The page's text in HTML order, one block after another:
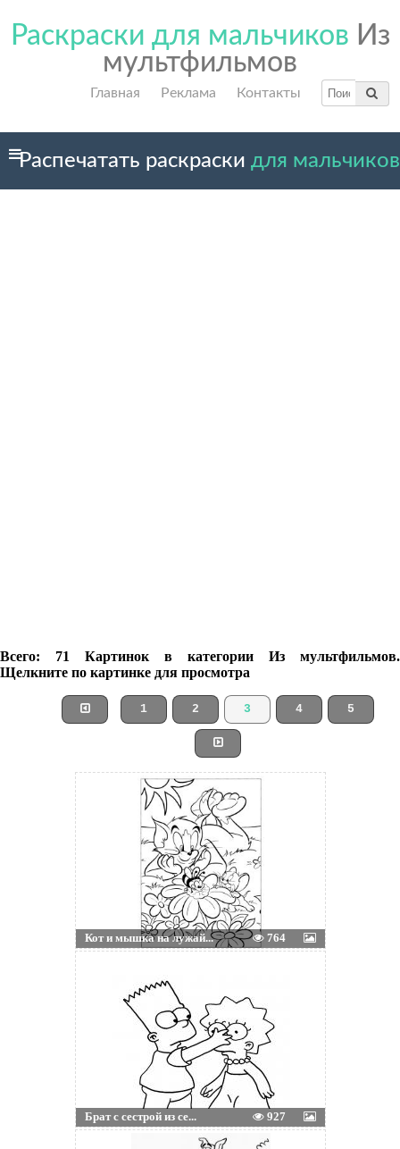
Раскраски для мальчиков Из
мультфильмов
Главная Реклама Контакты
Распечатать раскраски для мальчиков
Всего: 71 Картинок в категории Из мультфильмов.
Щелкните по картинке для просмотра
1 2 3 4 5
Кот и мышка на лужай... 764
Брат с сестрой из се... 927